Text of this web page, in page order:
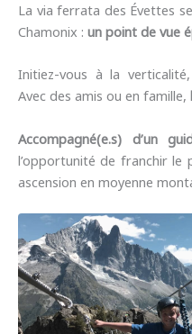
La via ferrata des Évettes
Chamonix : un point de vue
Initiez-vous à la
Avec des amis ou en famille,
Accompagné(e.s) d’un
l’opportunité de franchir le
ascension en moyenne